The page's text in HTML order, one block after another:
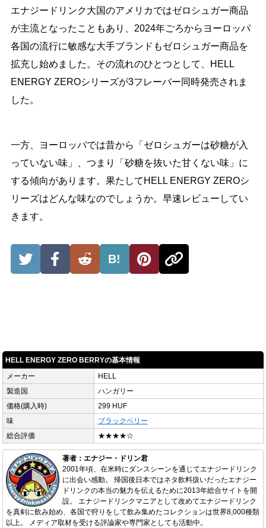
エナジードリンク大国のアメリカではゼロシュガー商品
が主流となったこともあり、2024年ごろからヨーロッパ
各国の流行に敏感な大手ブランドもゼロシュガー商品を
拡充し始めました。その流れのひとつとして、HELL
ENERGY ZEROシリーズが3フレーバー同時発売されま
した。
一方、ヨーロッパでは昔から「ゼロシュガーは砂糖が入
っていない味」、つまり「砂糖を抜いた甘くない味」に
する傾向があります。果たしてHELL ENERGY ZEROシ
リーズはどんな味なのでしょうか。早速レビューしてい
きます。
B!
HELL ENERGY ZERO BERRYの基本情報
メーカー
HELL
製造国
ハンガリー
価格(購入時)
299 HUF
味
ブラックベリー
総合評価
★★★★☆
著者：エナジー・ドリン君
2001年頃、在米時にダンスシーンを通じてエナジードリンク
に出会い感動。 帰国後日本ではネタ飲料扱いだったエナジー
ドリンクの本当の魅力を伝えるために2013年総合サイトを開
設。 エナジードリンクマニアとして改めてエナジードリンク
を真剣に飲み始め、各国で狩りをして飲み集めたコレクションは世界8,000種類
以上。 メディア取材を受ける評論家や専門家としても活動中。